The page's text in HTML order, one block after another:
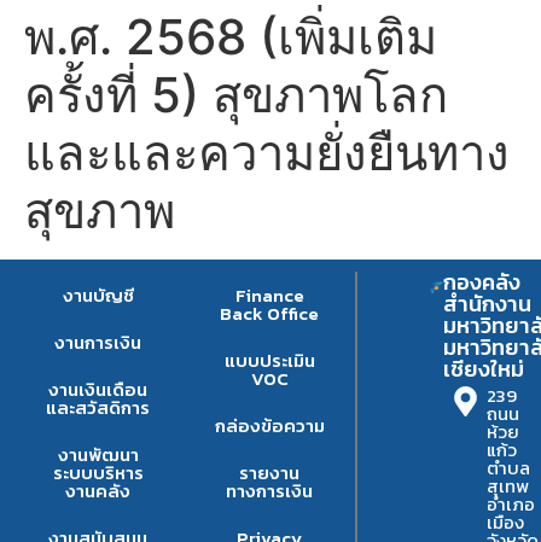
พ.ศ. 2568 (เพิ่มเติม
ครั้งที่ 5) สุขภาพโลก
และและความยั่งยืนทาง
สุขภาพ
งานบัญชี
งานการเงิน
งานเงินเดือน
และสวัสดิการ
งานพัฒนา
ระบบบริหาร
งานคลัง
Finance
Back Office
แบบประเมิน
VOC
กล่องข้อความ
รายงาน
ทางการเงิน
กองคลัง
สำนักงาน
มหาวิทยา
มหาวิทยา
เชียงใหม่
239
ถนน
ห้วย
แก้ว
ตำบล
สุเทพ
อำเภอ
เมือง